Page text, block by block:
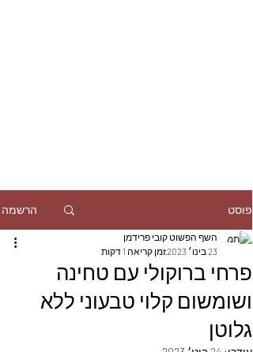
פוסט הרשמה
פרחי ברוקולי עם טחינה
ושומשום קלוי טבעוני ללא
גלוטן
השף הפשוט קובי פרידמן
23 בינו׳ 2023
זמן קריאה 1 דקות